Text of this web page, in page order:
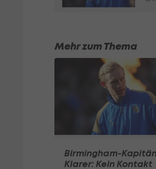
Mehr zum Thema
Birmingham-
Klarer: Kein Kontakt